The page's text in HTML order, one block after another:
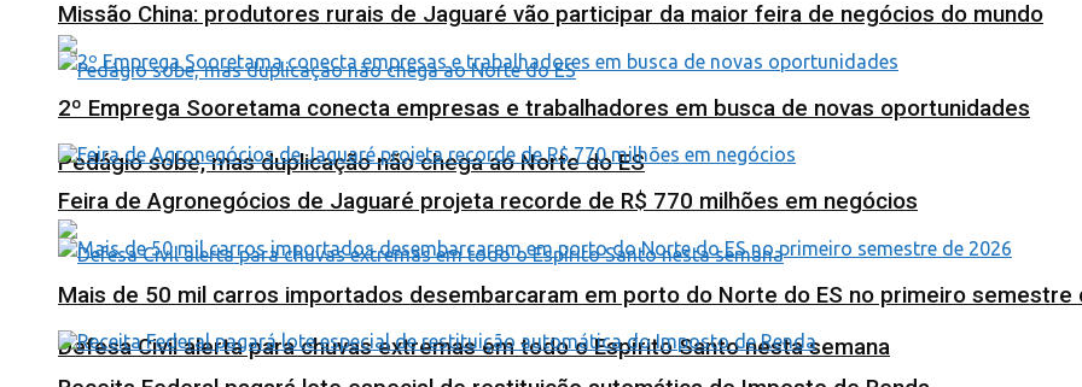
Pedágio sobe, mas duplicação não chega ao Norte do ES
Defesa Civil alerta para chuvas extremas em todo o Espírito Santo nesta semana
Missão China: produtores rurais de Jaguaré vão participar da maior feira de negócios do mundo
2º Emprega Sooretama conecta empresas e trabalhadores em busca de novas oportunidades
Feira de Agronegócios de Jaguaré projeta recorde de R$ 770 milhões em negócios
Mais de 50 mil carros importados desembarcaram em porto do Norte do ES no primeiro semestre